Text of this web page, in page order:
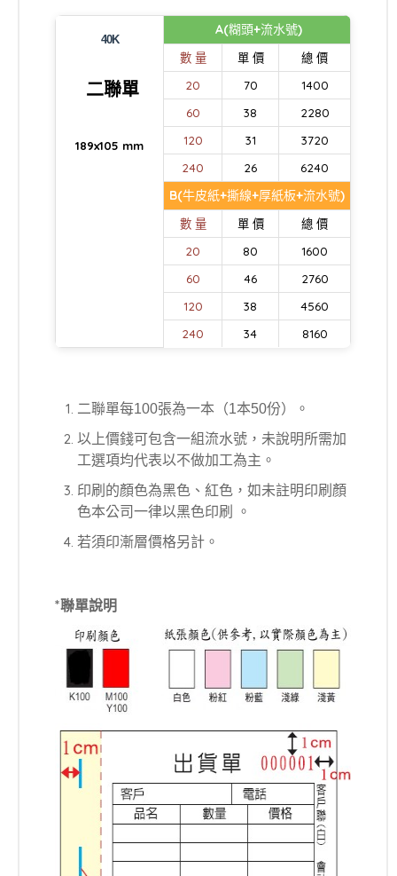
40K
二聯單
189x105 mm
A(糊頭+流水號)
數 量 單 價
總 價
20
70
1400
60
38
2280
120
31
3720
240
26 6240
B(牛皮紙+撕線+厚紙板+流水號)
數 量 單 價
總 價
20
80
1600
60
46
2760
120
38
4560
240
34 8160
二聯單每100張為一本（1本50份）。
以上價錢可包含一組流水號，未說明所需加
工選項均代表以不做加工為主。
印刷的顏色為黑色、紅色，如未註明印刷顏
色本公司一律以黑色印刷 。
若須印漸層價格另計。
*聯單說明